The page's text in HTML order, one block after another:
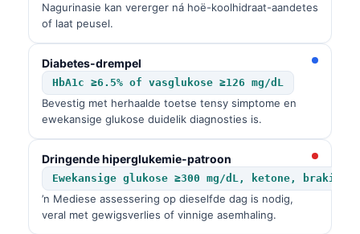
Nagurinasie kan vererger ná hoë-koolhidraat-aandetes
of laat peusel.
Diabetes-drempel
HbA1c ≥6.5% of vasglukose ≥126 mg/dL
Bevestig met herhaalde toetse tensy simptome en
ewekansige glukose duidelik diagnosties is.
Dringende hiperglukemie-patroon
Ewekansige glukose ≥300 mg/dL, ketone,
’n Mediese assessering op dieselfde dag is nodig,
veral met gewigsverlies of vinnige asemhaling.